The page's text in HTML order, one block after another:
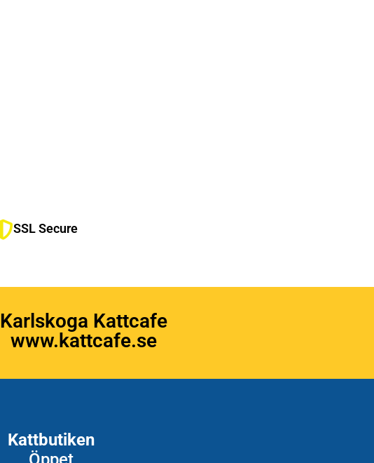
SSL Secure
Karlskoga Kattcafe
www.kattcafe.se
Kattbutiken